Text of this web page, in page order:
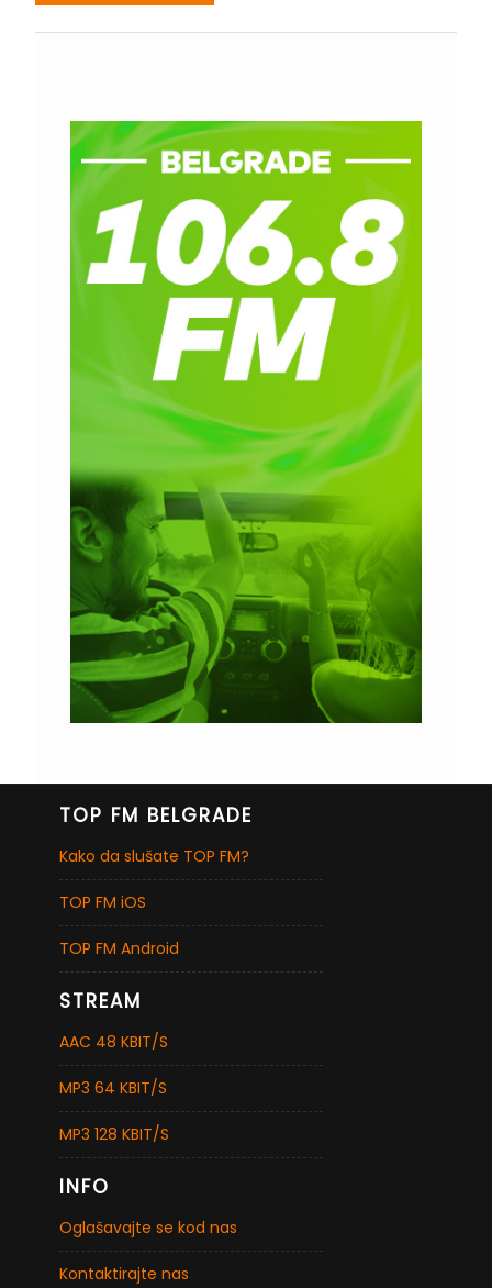
TOP FM BELGRADE
Kako da slušate TOP FM?
TOP FM iOS
TOP FM Android
STREAM
AAC 48 KBIT/S
MP3 64 KBIT/S
MP3 128 KBIT/S
INFO
Oglašavajte se kod nas
Kontaktirajte nas